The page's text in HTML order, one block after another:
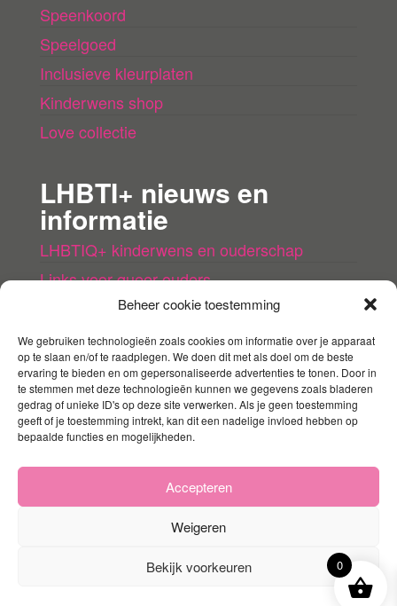
Beheer cookie toestemming
We gebruiken technologieën zoals cookies om informatie over je apparaat
op te slaan en/of te raadplegen. We doen dit met als doel om de beste
ervaring te bieden en om gepersonaliseerde advertenties te tonen. Door in
te stemmen met deze technologieën kunnen we gegevens zoals bladeren
gedrag of unieke ID's op deze site verwerken. Als je geen toestemming
geeft of je toestemming intrekt, kan dit een nadelige invloed hebben op
bepaalde functies en mogelijkheden.
Accepteren
Weigeren
Bekijk voorkeuren
Speenkoord
Speelgoed
Inclusieve kleurplaten
Kinderwens shop
Love collectie
LHBTI+ nieuws en
informatie
LHBTIQ+ kinderwens en ouderschap
Links voor queer ouders
LHBTI+ (kinder)boeken
Queer agenda
Mijn account
Contact
Ondersteund doorWordPress
Envo
0